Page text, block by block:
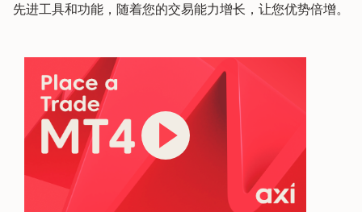
先进工具和功能，随着您的交易能力增长，让您优势倍增。